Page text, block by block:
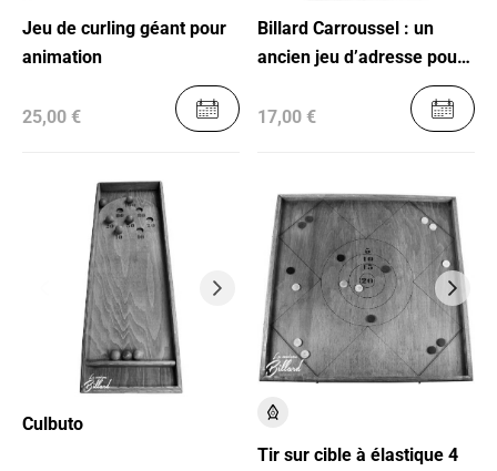
Jeu de curling géant pour
animation
25,00 €
Billard Carroussel : un
ancien jeu d’adresse pour
17,00 €
Culbuto
Tir sur cible à élastique 4